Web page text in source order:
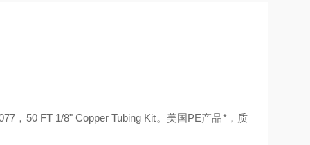
，50 FT 1/8" Copper Tubing Kit。美国PE产品*，质